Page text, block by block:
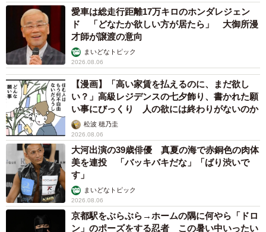
愛車は総走行距離17万キロのホンダレジェン
ド 「どなたか欲しい方が居たら」 大御所漫
才師が譲渡の意向
まいどなトピック
2026.08.06
【漫画】「高い家賃を払えるのに、まだ欲し
い？」高級レジデンスの七夕飾り、書かれた願
い事にびっくり 人の欲には終わりがないのか
松波 穂乃圭
2026.08.06
大河出演の39歳俳優 真夏の海で赤銅色の肉体
美を連投 「バッキバキだな」「ばり渋いで
す」
まいどなトピック
2026.08.06
京都駅をぶらぶら→ホームの隅に何やら「ドロ
ン」のポーズをする忍者 この暑い中いったい